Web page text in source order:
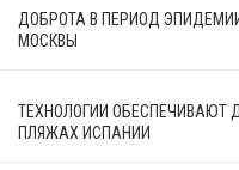
ДОБРОТА В ПЕРИОД
МОСКВЫ
ТЕХНОЛОГИИ
ПЛЯЖАХ ИСПАНИИ